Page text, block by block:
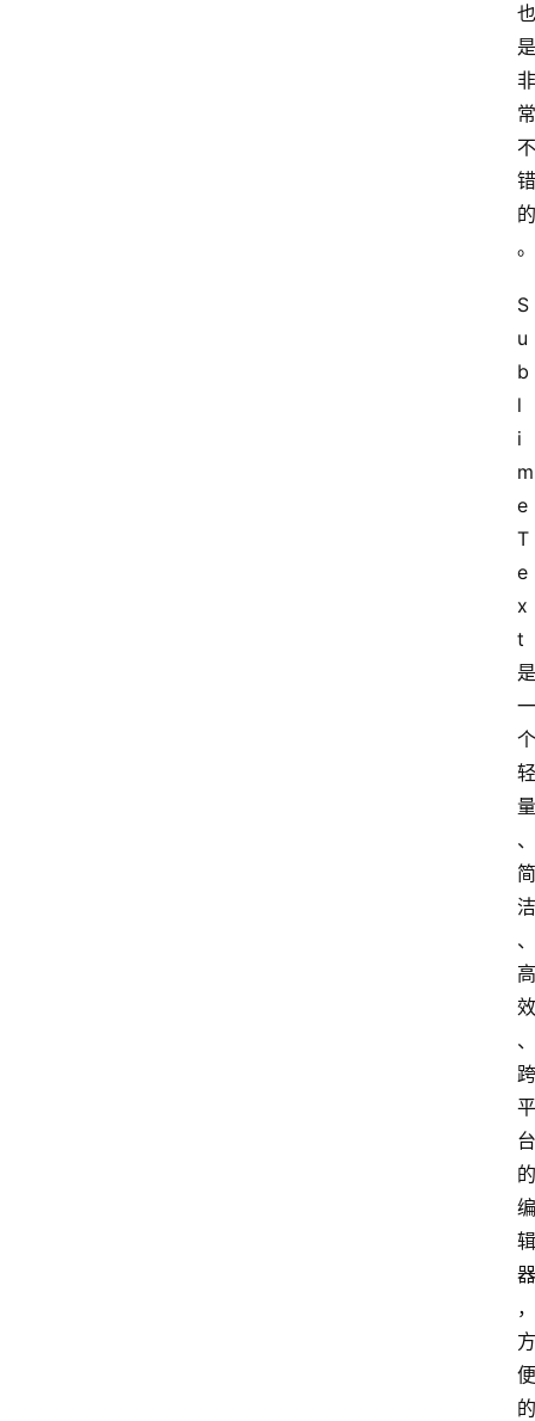
也
是
非
常
不
错
的
。
S
u
b
l
i
m
e
T
e
x
t
是
一
个
轻
量
、
简
洁
、
高
效
、
跨
平
台
的
编
辑
器
，
方
便
的